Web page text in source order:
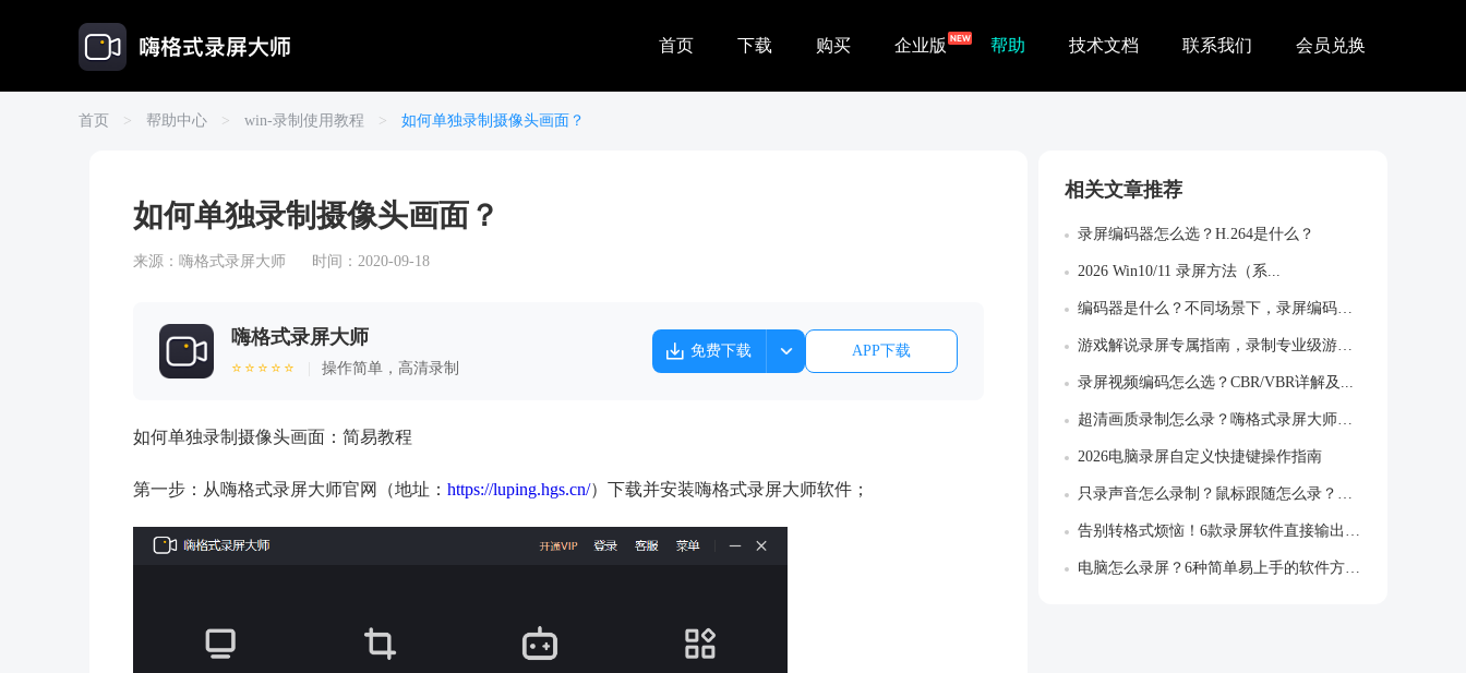
首页 下载 购买 企业版 帮助 技术文档 联系我们 会员兑换
首页 > 帮助中心 > win-录制使用教程 > 如何单独录制摄像头画面？
如何单独录制摄像头画面？
来源： 嗨格式录屏大师 时间：2020-09-18
嗨格式录屏大师
⭐⭐⭐⭐⭐ 操作简单，高清录制
免费下载 APP下载
如何单独录制摄像头画面：简易教程
第一步：从嗨格式录屏大师官网（地址： https://luping.hgs.cn/）下载并安装嗨格式录屏大师软件；
相关文章推荐
录屏编码器怎么选？H.264是什么？
2026 Win10/11 录屏方法（系...
编码器是什么？不同场景下，录屏编码器怎么...
游戏解说录屏专属指南，录制专业级游戏作品
录屏视频编码怎么选？CBR/VBR详解及...
超清画质录制怎么录？嗨格式录屏大师超清设...
2026电脑录屏自定义快捷键操作指南
只录声音怎么录制？鼠标跟随怎么录？解锁专...
告别转格式烦恼！6款录屏软件直接输出MP...
电脑怎么录屏？6种简单易上手的软件方法推...